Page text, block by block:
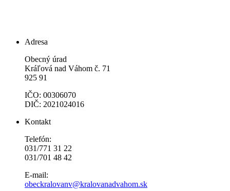
Adresa
Obecný úrad
Kráľová nad Váhom č. 71
925 91
IČO: 00306070
DIČ: 2021024016
Kontakt
Telefón:
031/771 31 22
031/701 48 42
E-mail:
obeckralovanv@kralovanadvahom.sk